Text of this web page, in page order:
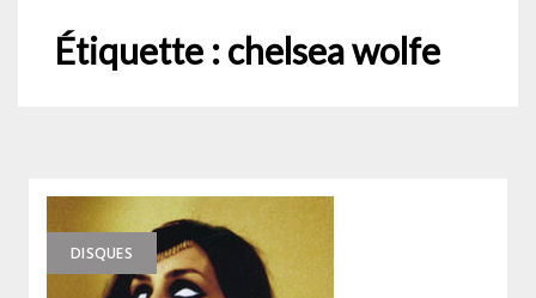
Étiquette :chelsea wolfe
DISQUES